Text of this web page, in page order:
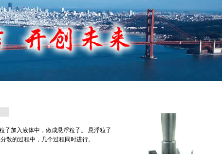
加入液体中，做成悬浮粒子。 悬浮粒子
散的过程中，几个过程同时进行。